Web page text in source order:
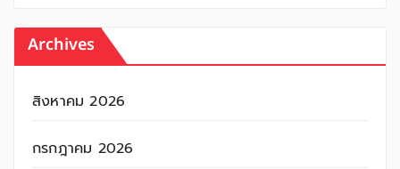
Archives
สิงหาคม 2026
กรกฎาคม 2026